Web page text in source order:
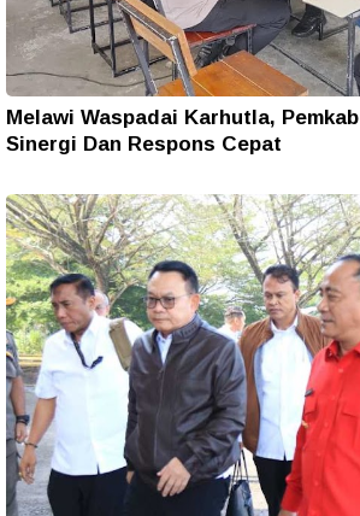
Melawi Waspadai Karhutla,
Sinergi Dan Respons Cepat